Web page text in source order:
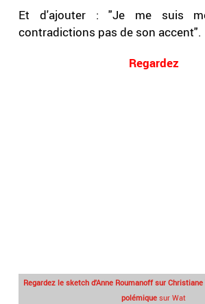
Et d'ajouter : "Je me suis
contradictions pas de son accent".
Regardez
Regardez le sketch d'Anne Roumanoff sur
polémique sur Wat